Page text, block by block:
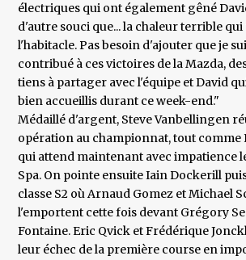
électriques qui ont également gêné
d'autre souci que... la chaleur terrible
l'habitacle. Pas besoin d'ajouter que je
contribué à ces victoires de la Mazda,
tiens à partager avec l'équipe et David
bien accueillis durant ce week-end."
Médaillé d'argent, Steve Vanbellingen
opération au championnat, tout comme
qui attend maintenant avec impatience
Spa. On pointe ensuite Iain Dockerill
classe S2 où Arnaud Gomez et Michael
l'emportent cette fois devant Grégory
Fontaine. Eric Qvick et Frédérique
leur échec de la première course en